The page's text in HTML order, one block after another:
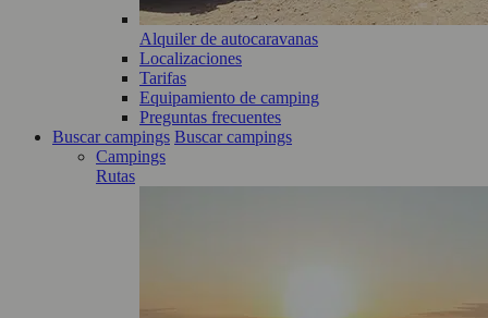
Alquiler de autocaravanas
Localizaciones
Tarifas
Equipamiento de camping
Preguntas frecuentes
Buscar campings Buscar campings
Campings
Rutas